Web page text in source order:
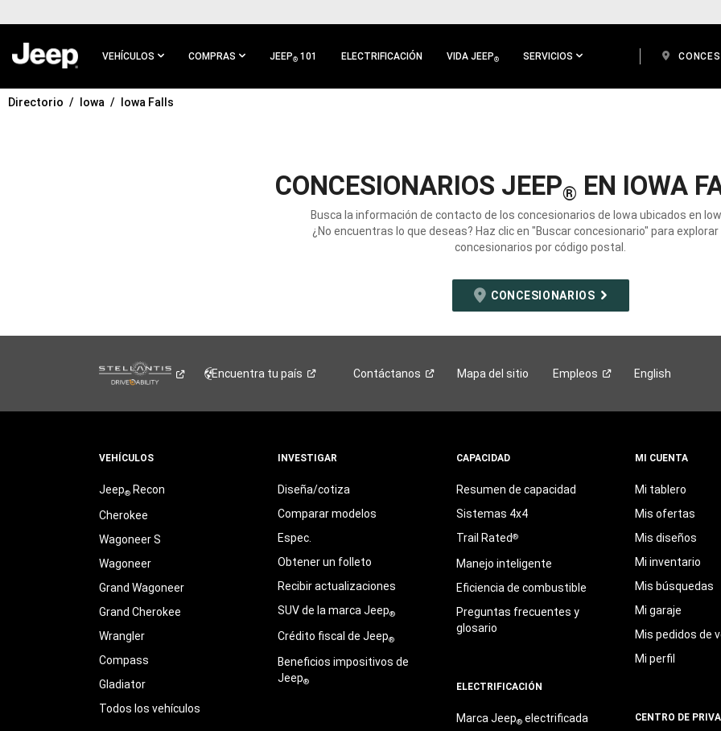
CONTENIDO
VEHÍCULOS COMPRAS JEEP® 101 ELECTRIFICACIÓN VIDA JEEP® SERVICIOS
IR A
Directorio Iowa Iowa Falls
CONCESIONARIOS JEEP® EN IOWA
Busca la información de contacto de los concesionarios de Iowa ubicados en
¿No encuentras lo que deseas? Haz clic en "Buscar concesionario" para
concesionarios por código postal.
CONCESIONARIOS
Encuentra tu país Contáctanos Mapa del sitio Empleos English
VEHÍCULOS
Jeep®Recon
Cherokee
Wagoneer S
Wagoneer
Grand Wagoneer
Grand Cherokee
Wrangler
Compass
Gladiator
Todos los vehículos
INVESTIGAR
Diseña/cotiza
Comparar modelos
Espec.
Obtener un folleto
Recibir actualizaciones
SUV de la marca Jeep®
Crédito fiscal de Jeep®
Beneficios impositivos de
Jeep®
CAPACIDAD
Resumen de capacidad
Sistemas 4x4
Trail Rated®
Manejo inteligente
Eficiencia de combustible
Preguntas frecuentes y
glosario
ELECTRIFICACIÓN
Marca Jeep®electrificada
MI CUENTA
Mi tablero
Mis ofertas
Mis diseños
Mi inventario
Mis búsquedas
Mi garaje
Mis pedidos de
Mi perfil
CENTRO DE